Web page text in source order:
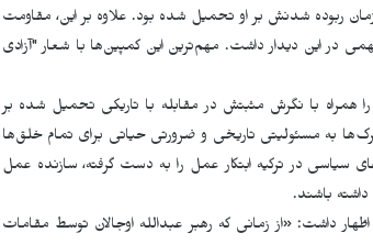
ربوده شدنش بر او تحمیل شده بود. علاوه بر این، مقاومت
در این دیدار داشت. مهم‌ترین این کمپین‌ها با شعار "آزادی
را همراه با نگرش مثبتش در مقابله با تاریکی تحمیل شده بر
به مسئولیتی تاریخی و ضرورتی حیاتی برای تمام خلق‌ها
در ترکیه ابتکار عمل را به دست گرفته، سازنده عمل
باشند.
داشت: «از زمانی که رهبر عبدالله اوجالان توسط مقامات